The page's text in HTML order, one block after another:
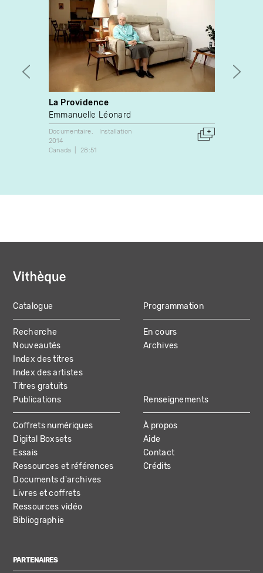
La Providence
Emmanuelle Léonard
Documentaire
Installation
2014
Canada
28:51
MAIN
NAVIGATION
Catalogue
Recherche
Nouveautés
Index des titres
Index des artistes
Titres gratuits
Programmation
En cours
Archives
Publications
Coffrets numériques
Digital Boxsets
Essais
Ressources et références
Documents d'archives
Livres et coffrets
Ressources vidéo
Bibliographie
Renseignements
À propos
Aide
Contact
Crédits
PARTENAIRES